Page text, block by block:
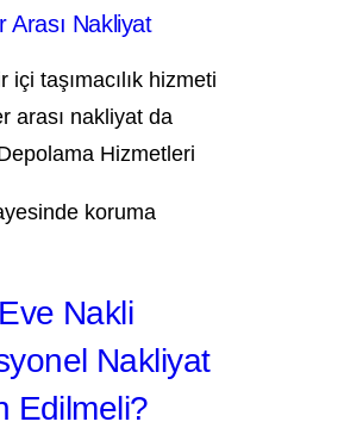
Arası Nakliyat
taşımacılık hizmeti
arası nakliyat da
Hizmetleri
koruma
Nakli
Nakliyat
Edilmeli?